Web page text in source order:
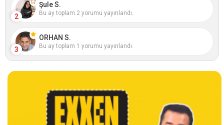
2
Şule S.
Bu ay toplam 2 yorumu yayınlandı.
3
ORHAN S.
Bu ay toplam 1 yorumu yayınlandı.